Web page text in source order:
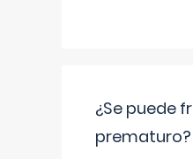
¿Se puede
prematuro?